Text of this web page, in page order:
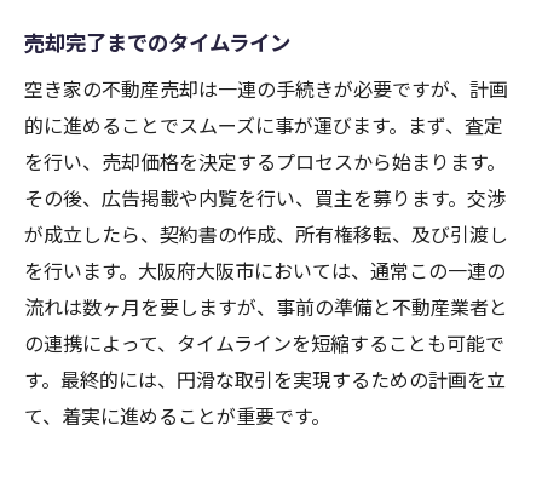
売却完了までのタイムライン
空き家の不動産売却は一連の手続きが必要ですが、計画
的に進めることでスムーズに事が運びます。まず、査定
を行い、売却価格を決定するプロセスから始まります。
その後、広告掲載や内覧を行い、買主を募ります。交渉
が成立したら、契約書の作成、所有権移転、及び引渡し
を行います。大阪府大阪市においては、通常この一連の
流れは数ヶ月を要しますが、事前の準備と不動産業者と
の連携によって、タイムラインを短縮することも可能で
す。最終的には、円滑な取引を実現するための計画を立
て、着実に進めることが重要です。